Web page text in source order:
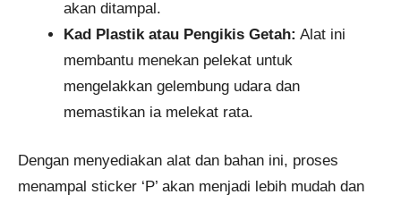
akan ditampal.
Kad Plastik atau Pengikis Getah: Alat ini
membantu menekan pelekat untuk
mengelakkan gelembung udara dan
memastikan ia melekat rata.
Dengan menyediakan alat dan bahan ini, proses
menampal sticker ‘P’ akan menjadi lebih mudah dan